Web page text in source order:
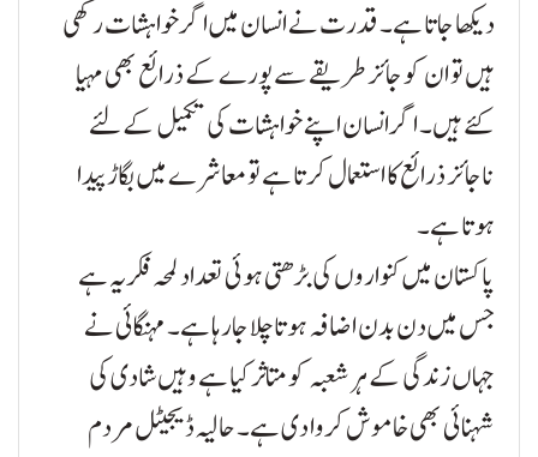
دیکھا جاتا ہے۔ قدرت نے انسان میں اگر خواہشات رکھی
ہیں تو ان کو جائز طریقے سے پورے کے ذرائع بھی مہیا
کئے ہیں۔ اگر انسان اپنے خواہشات کی تکمیل کے لئے
ناجائز ذرائع کا استعمال کرتا ہے تو معاشرے میں بگاڑ پیدا
ہوتا ہے۔
پاکستان میں کنواروں کی بڑھتی ہوئی تعداد لمحہ فکریہ ہے
جس میں دن بدن اضافہ ہوتا چلا جارہا ہے۔ مہنگائی نے
جہاں زندگی کے ہر شعبہ کو متاثر کیا ہے وہیں شادی کی
شہنائی بھی خاموش کروا دی ہے۔ حالیہ ڈیجیٹل مردم